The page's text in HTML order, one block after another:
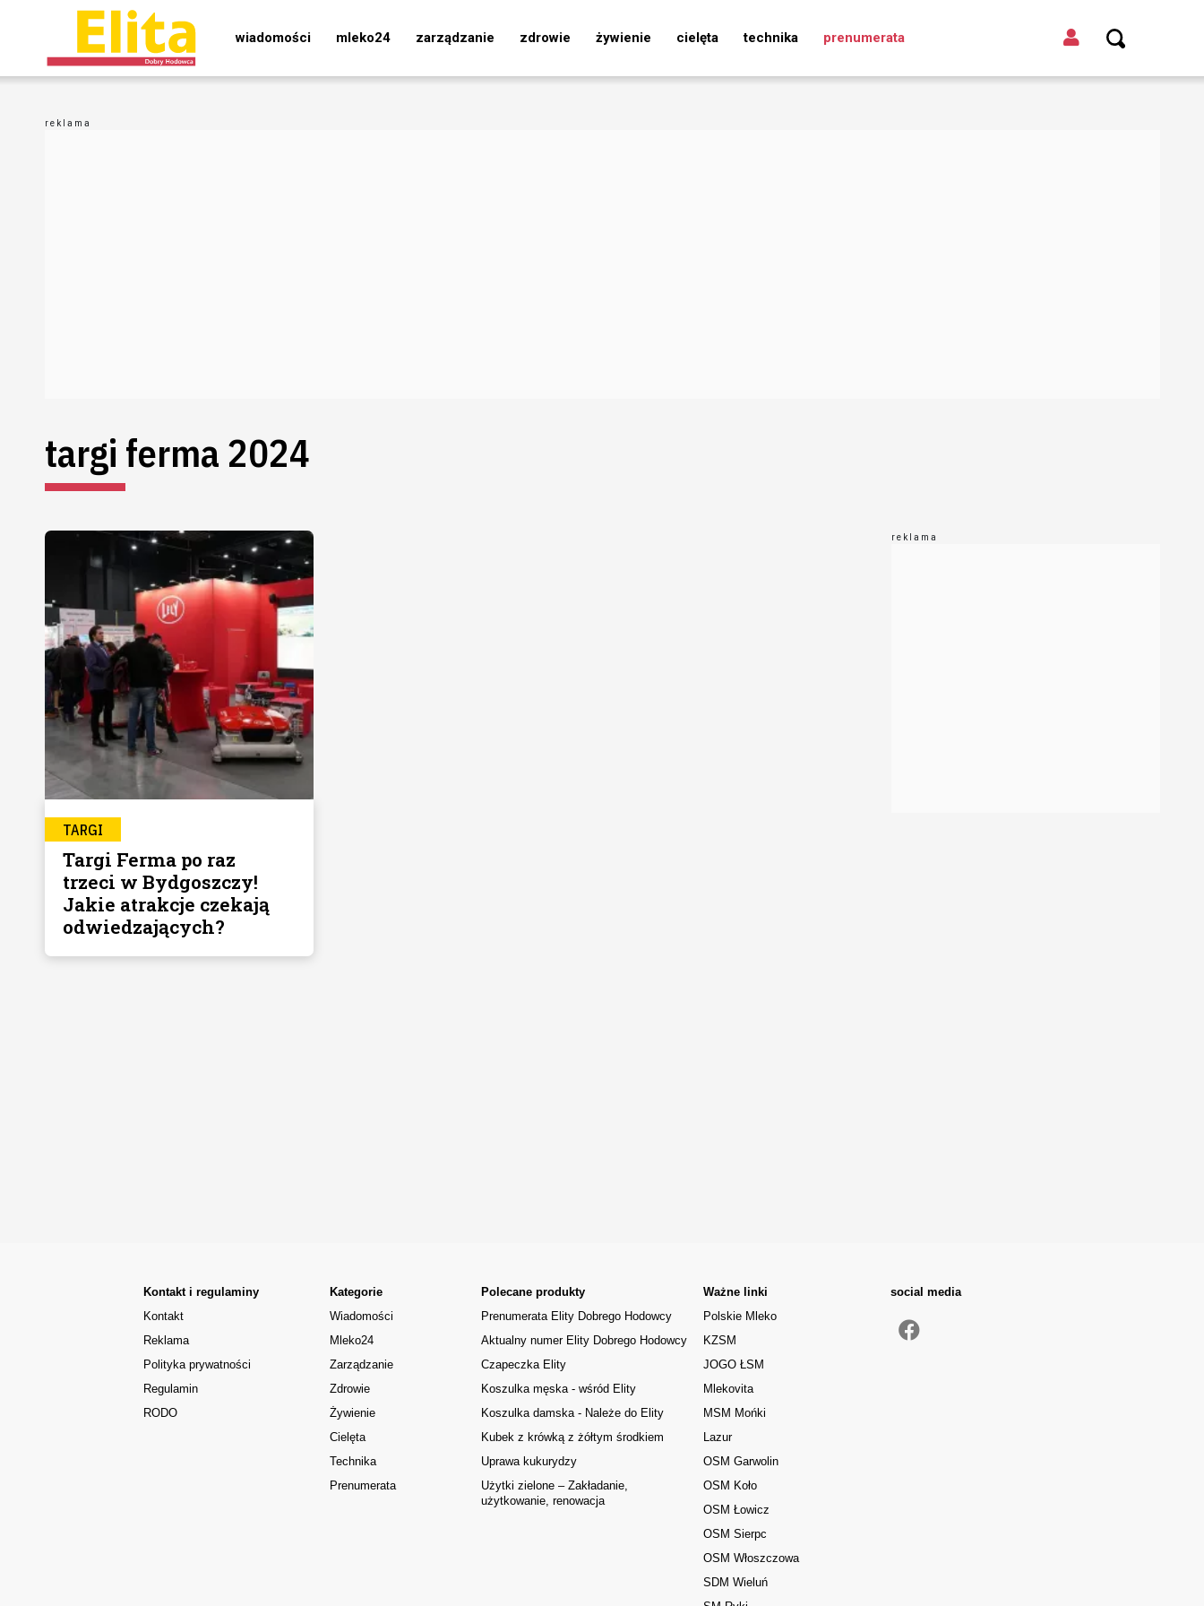
wiadomości mleko24 zarządzanie zdrowie żywienie cielęta technika prenumerata
targi ferma 2024
TARGI
Targi Ferma po raz
trzeci w Bydgoszczy!
Jakie atrakcje czekają
odwiedzających?
Kontakt i regulaminy
Kontakt
Reklama
Polityka prywatności
Regulamin
RODO
Kategorie
Wiadomości
Mleko24
Zarządzanie
Zdrowie
Żywienie
Cielęta
Technika
Prenumerata
Polecane produkty
Prenumerata Elity Dobrego Hodowcy
Aktualny numer Elity Dobrego Hodowcy
Czapeczka Elity
Koszulka męska - wśród Elity
Koszulka damska - Należe do Elity
Kubek z krówką z żółtym środkiem
Uprawa kukurydzy
Użytki zielone – Zakładanie,
użytkowanie, renowacja
Ważne linki
Polskie Mleko
KZSM
JOGO ŁSM
Mlekovita
MSM Mońki
Lazur
OSM Garwolin
OSM Koło
OSM Łowicz
OSM Sierpc
OSM Włoszczowa
SDM Wieluń
social media